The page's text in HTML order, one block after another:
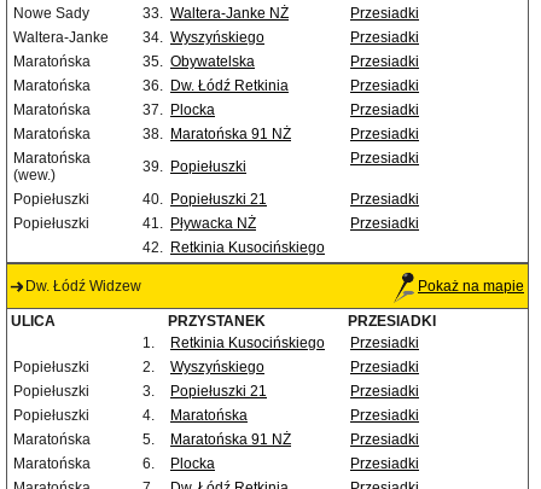
Nowe Sady
33. Waltera-Janke NŻ
Przesiadki
Waltera-Janke
34. Wyszyńskiego
Przesiadki
Maratońska
35. Obywatelska
Przesiadki
Maratońska
36. Dw. Łódź Retkinia
Przesiadki
Maratońska
37. Plocka
Przesiadki
Maratońska
38. Maratońska 91 NŻ
Przesiadki
Maratońska
(wew.)
39. Popiełuszki Przesiadki
Popiełuszki 40. Popiełuszki 21
Przesiadki
Popiełuszki
41. Pływacka NŻ
Przesiadki
42. Retkinia Kusocińskiego
Dw. Łódź Widzew Pokaż na mapie
ULICA PRZYSTANEK
PRZESIADKI
1.
Retkinia Kusocińskiego
Przesiadki
Popiełuszki
2. Wyszyńskiego
Przesiadki
Popiełuszki
3. Popiełuszki 21
Przesiadki
Popiełuszki
4. Maratońska
Przesiadki
Maratońska
5. Maratońska 91 NŻ
Przesiadki
Maratońska
6. Plocka
Przesiadki